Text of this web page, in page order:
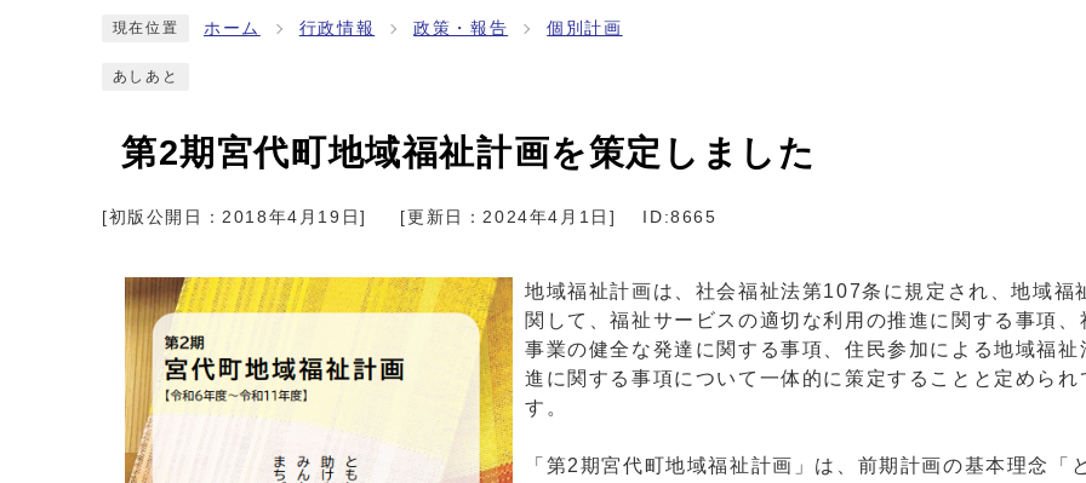
現在位置 ホーム 行政情報 政策・報告 個別計画
あしあと
第2期宮代町地域福祉計画を策定しました
[初版公開日：2018年4月19日] [更新日：2024年4月1日 ] ID:8665
地域福祉計画は、社会福祉法第107条に規定され、地域福
関して、福祉サービスの適切な利用の推進に関する事項、
事業の健全な発達に関する事項、住民参加による地域福祉
進に関する事項について一体的に策定することと定められ
す。
「第2期宮代町地域福祉計画」は、前期計画の基本理念「